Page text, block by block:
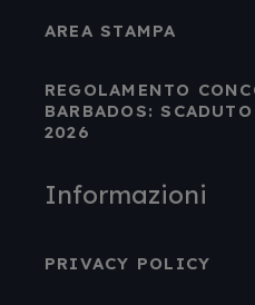
AREA STAMPA
REGOLAMENTO
BARBADOS:
2026
Informazioni
PRIVACY POLICY